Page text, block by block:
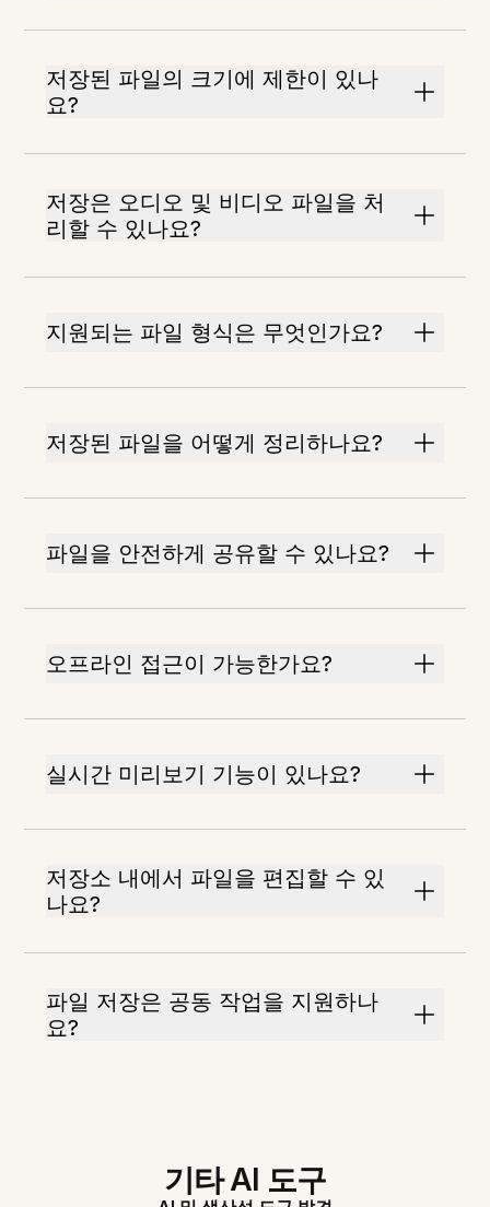
저장된 파일의 크기에 제한이 있나
요?
저장은 오디오 및 비디오 파일을 처
리할 수 있나요?
지원되는 파일 형식은 무엇인가요?
저장된 파일을 어떻게 정리하나요?
파일을 안전하게 공유할 수 있나요?
오프라인 접근이 가능한가요?
실시간 미리보기 기능이 있나요?
저장소 내에서 파일을 편집할 수 있
나요?
파일 저장은 공동 작업을 지원하나
요?
기타 AI 도구